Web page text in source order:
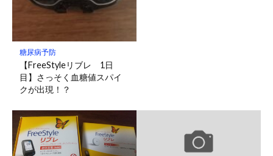
糖尿病予防
【FreeStyleリブレ 1日
目】さっそく血糖値スパイ
クが出現！？